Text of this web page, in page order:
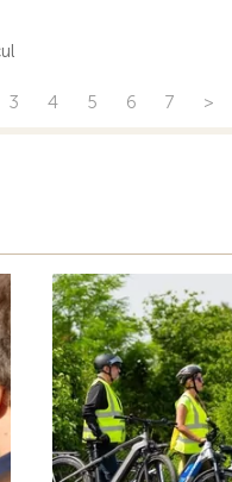
3 4 5 6 7 >